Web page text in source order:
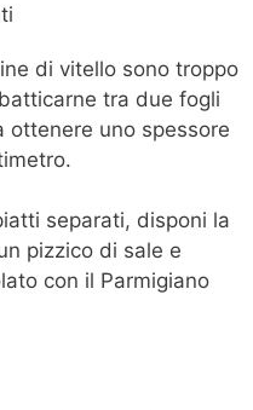
di vitello sono troppo
tra due fogli
ottenere uno spessore
separati, disponi la
pizzico di sale e
con il Parmigiano